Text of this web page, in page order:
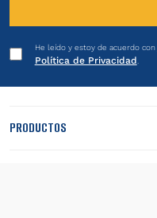
He leído y estoy de acuerdo con
Política de Privacidad
PRODUCTOS